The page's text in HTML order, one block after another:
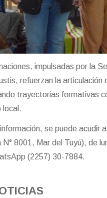
impulsadas por la
refuerzan la
trayectorias formativas
local.
se puede acudir
N° 8001, Mar del Tuyú), de
(2257) 30-7884.